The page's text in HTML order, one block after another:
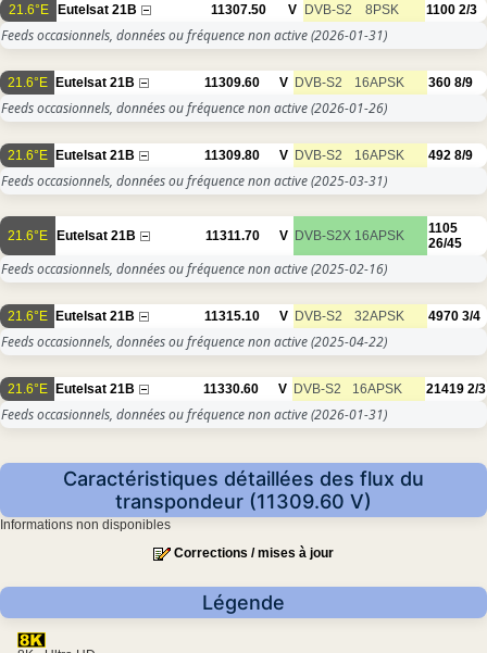
21.6°E Eutelsat 21B 11307.50 V DVB-S2 8PSK 1100 2/3
Feeds occasionnels, données ou fréquence non active(2026-01-31)
21.6°E Eutelsat 21B 11309.60 V DVB-S2 16APSK 360 8/9
Feeds occasionnels, données ou fréquence non active(2026-01-26)
21.6°E Eutelsat 21B 11309.80 V DVB-S2 16APSK 492 8/9
Feeds occasionnels, données ou fréquence non active(2025-03-31)
21.6°E Eutelsat 21B 11311.70 V DVB-S2X 16APSK
1105
26/45
Feeds occasionnels, données ou fréquence non active(2025-02-16)
21.6°E Eutelsat 21B 11315.10 V DVB-S2 32APSK 4970 3/4
Feeds occasionnels, données ou fréquence non active(2025-04-22)
21.6°E Eutelsat 21B 11330.60 V DVB-S2 16APSK 21419 2/3
Feeds occasionnels, données ou fréquence non active(2026-01-31)
Caractéristiques détaillées des flux du
transpondeur (11309.60 V)
Informations non disponibles
Corrections / mises à jour
Légende